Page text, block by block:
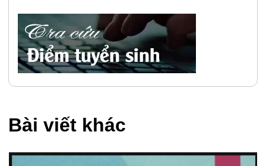
Bài viết khác